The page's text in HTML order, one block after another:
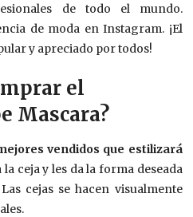
de todo el mundo.
de moda en Instagram. ¡El
y apreciado por todos!
el
Mascara?
vendidos que estilizará
la ceja y les da la forma deseada
cejas se hacen visualmente